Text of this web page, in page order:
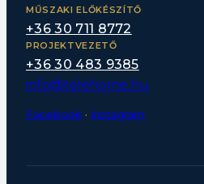
MŰSZAKI ELŐKÉSZÍTŐ
+36 30 711 8772
PROJEKTVEZETŐ
+36 30 483 9385
info@telehome.hu
Facebook · Instagram